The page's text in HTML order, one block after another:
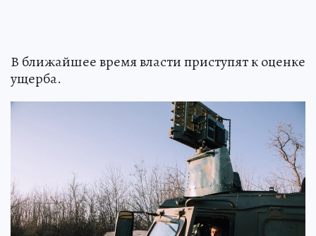
В ближайшее время власти приступят к оценке
ущерба.